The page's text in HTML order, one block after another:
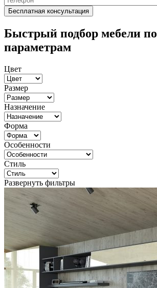
Быстрый подбор мебели по
параметрам
Цвет
Размер
Назначение
Форма
Особенности
Стиль
Развернуть фильтры